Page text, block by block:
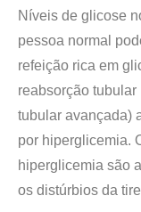
Níveis de glicose
pessoa normal
refeição rica em
reabsorção
tubular avançada)
por hiperglicemia.
hiperglicemia são
os distúrbios da